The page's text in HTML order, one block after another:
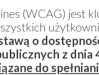
(WCAG) jest
o
z dnia
do